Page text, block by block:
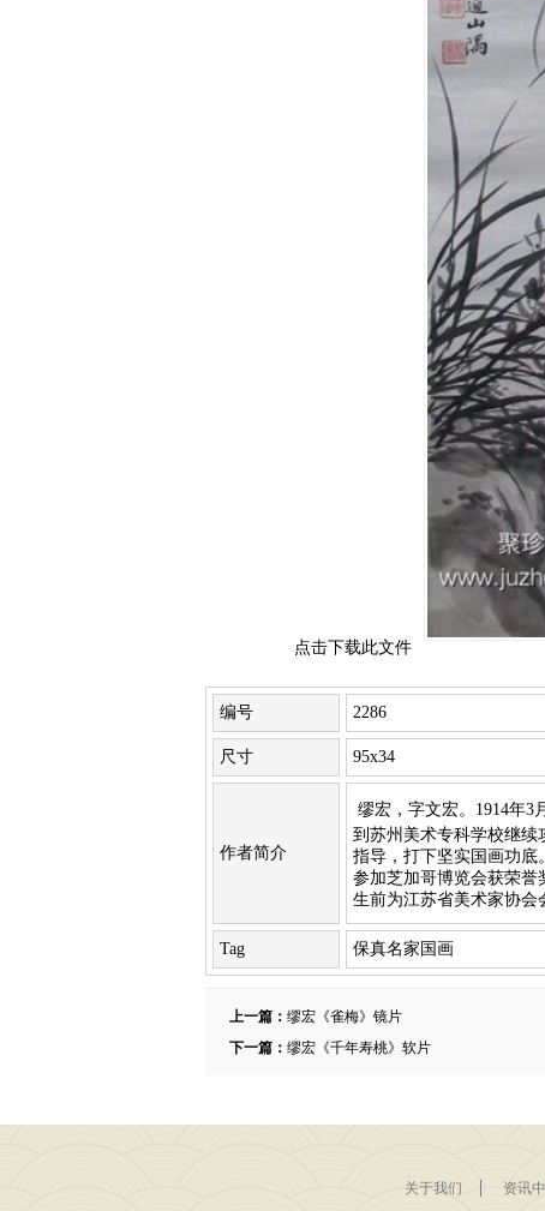
点击下载此文件
编号 2286
尺寸 95x34
作者简介
缪宏，字文宏。1914年3
到苏州美术专科学校继续
指导，打下坚实国画功底
参加芝加哥博览会获荣誉
生前为江苏省美术家协会
Tag 保真名家国画
上一篇： 缪宏《雀梅》镜片
下一篇： 缪宏《千年寿桃》软片
关于我们 资讯